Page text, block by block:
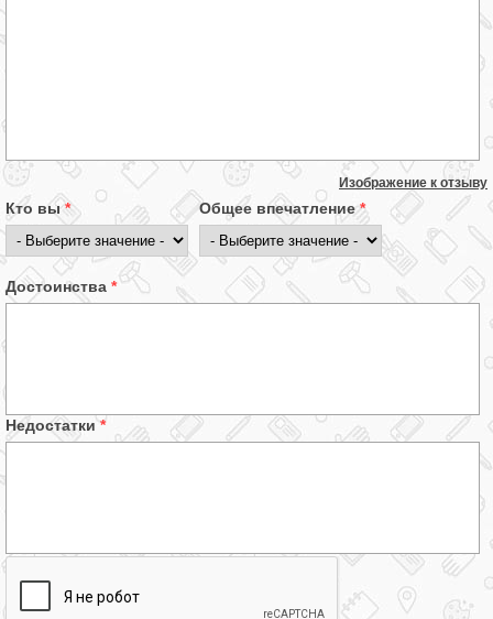
Изображение к отзыву
Кто вы* Общее впечатление*
Достоинства *
Недостатки*